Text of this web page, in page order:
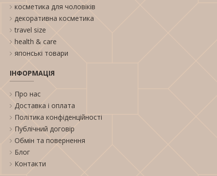
косметика для чоловіків
декоративна косметика
travel size
health & care
японські товари
ІНФОРМАЦІЯ
Про нас
Доставка і оплата
Політика конфіденційності
Публічний договір
Обмін та повернення
Блог
Контакти